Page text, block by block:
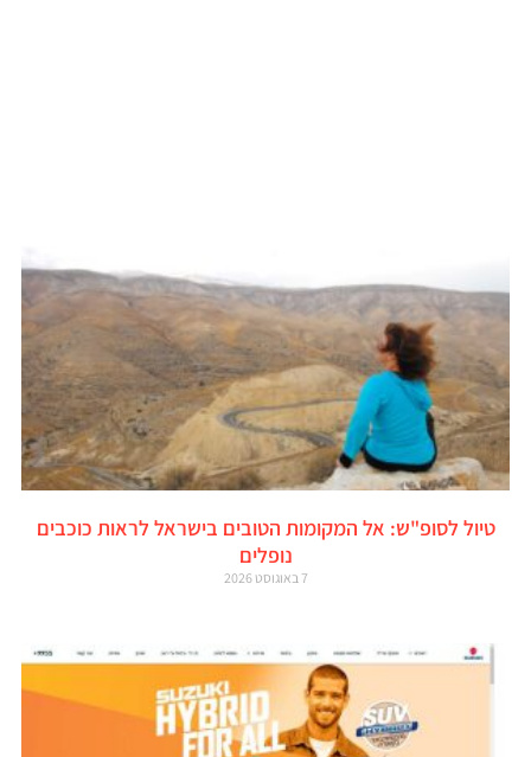
טיול לסופ"ש: אל המקומות הטובים בישראל לראות כוכבים
נופלים
7 באוגוסט 2026